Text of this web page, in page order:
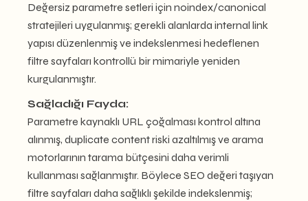
Değersiz parametre setleri için noindex/canonical
stratejileri uygulanmış; gerekli alanlarda internal link
yapısı düzenlenmiş ve indekslenmesi hedeflenen
filtre sayfaları kontrollü bir mimariyle yeniden
kurgulanmıştır.
Sağladığı Fayda:
Parametre kaynaklı URL çoğalması kontrol altına
alınmış, duplicate content riski azaltılmış ve arama
motorlarının tarama bütçesini daha verimli
kullanması sağlanmıştır. Böylece SEO değeri taşıyan
filtre sayfaları daha sağlıklı şekilde indekslenmiş;